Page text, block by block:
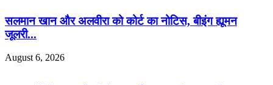
सलमान खान और अलवीरा को कोर्ट का नोटिस, बीइंग ह्यूमन
जूलरी...
August 6, 2026